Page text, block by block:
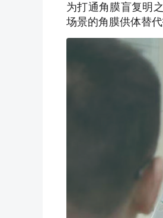
为打通角膜盲复明
场景的角膜供体替